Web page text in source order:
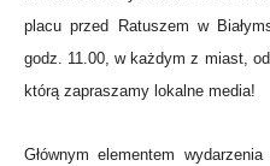
placu przed Ratuszem w
godz. 11.00, w każdym z miast,
którą zapraszamy lokalne media!
Głównym elementem